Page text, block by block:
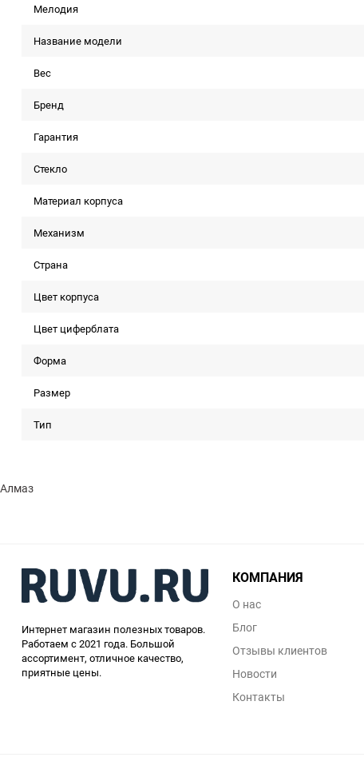
Мелодия
Название модели
Вес
Бренд
Гарантия
Стекло
Материал корпуса
Механизм
Страна
Цвет корпуса
Цвет циферблата
Форма
Размер
Тип
Алмаз
Интернет магазин полезных товаров.
Работаем с 2021 года. Большой
ассортимент, отличное качество,
приятные цены.
КОМПАНИЯ
О нас
Блог
Отзывы клиентов
Новости
Контакты